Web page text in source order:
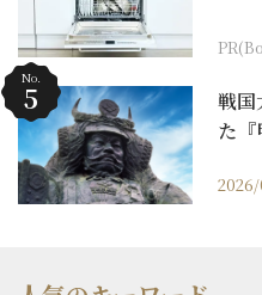
戦国
た
No.